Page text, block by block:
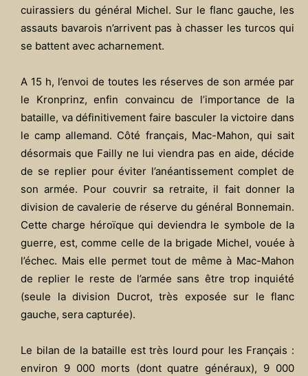
cuirassiers du général Michel. Sur le flanc gauche, les
assauts bavarois n’arrivent pas à chasser les turcos qui
se battent avec acharnement.
A 15 h, l’envoi de toutes les réserves de son armée par
le Kronprinz, enfin convaincu de l’importance de la
bataille, va définitivement faire basculer la victoire dans
le camp allemand. Côté français, Mac-Mahon, qui sait
désormais que Failly ne lui viendra pas en aide, décide
de se replier pour éviter l’anéantissement complet de
son armée. Pour couvrir sa retraite, il fait donner la
division de cavalerie de réserve du général Bonnemain.
Cette charge héroïque qui deviendra le symbole de la
guerre, est, comme celle de la brigade Michel, vouée à
l’échec. Mais elle permet tout de même à Mac-Mahon
de replier le reste de l’armée sans être trop inquiété
(seule la division Ducrot, très exposée sur le flanc
gauche, sera capturée).
Le bilan de la bataille est très lourd pour les Français :
environ 9 000 morts (dont quatre généraux), 9 000